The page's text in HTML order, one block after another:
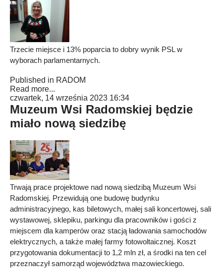
Trzecie miejsce i 13% poparcia to dobry wynik PSL w
wyborach parlamentarnych.
Published in RADOM
Read more...
czwartek, 14 września 2023 16:34
Muzeum Wsi Radomskiej będzie
miało nową siedzibę
Trwają prace projektowe nad nową siedzibą Muzeum Wsi
Radomskiej. Przewidują one budowę budynku
administracyjnego, kas biletowych, małej sali koncertowej, sali
wystawowej, sklepiku, parkingu dla pracowników i gości z
miejscem dla kamperów oraz stacją ładowania samochodów
elektrycznych, a także małej farmy fotowoltaicznej. Koszt
przygotowania dokumentacji to 1,2 mln zł, a środki na ten cel
przeznaczył samorząd województwa mazowieckiego.